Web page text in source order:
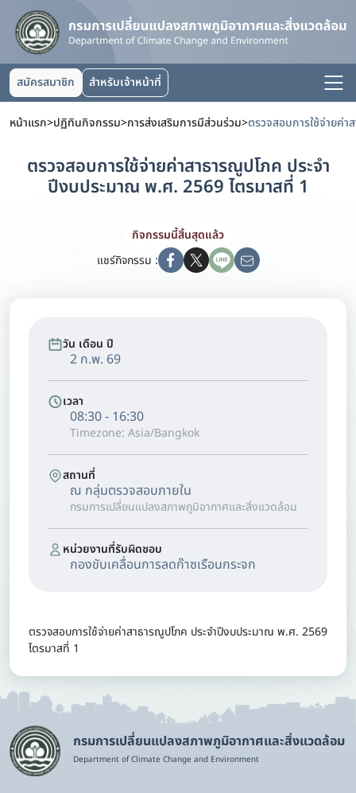
สมัครสมาชิก สำหรับเจ้าหน้าที่
หน้าแรก>ปฏิทินกิจกรรม>การส่งเสริมการมีส่วนร่วม>
ตรวจสอบการใช้จ่ายค่าสาธารณูปโภค ประจำ
ปีงบประมาณ พ.ศ. 2569 ไตรมาสที่ 1
กิจกรรมนี้สิ้นสุดแล้ว
แชร์กิจกรรม :
วัน เดือน ปี
2 ก.พ. 69
เวลา
08:30 - 16:30
Timezone: Asia/Bangkok
สถานที่
ณ กลุ่มตรวจสอบภายใน
กรมการเปลี่ยนแปลงสภาพภูมิอากาศและสิ่งแวดล้อม
หน่วยงานที่รับผิดชอบ
กองขับเคลื่อนการลดก๊าซเรือนกระจก
ตรวจสอบการใช้จ่ายค่าสาธารณูปโภค ประจำปีงบประมาณ พ.ศ. 2569
ไตรมาสที่ 1
กรมการเปลี่ยนแปลงสภาพภูมิอากาศและสิ่งแวดล้อม
Department of Climate Change and Environment